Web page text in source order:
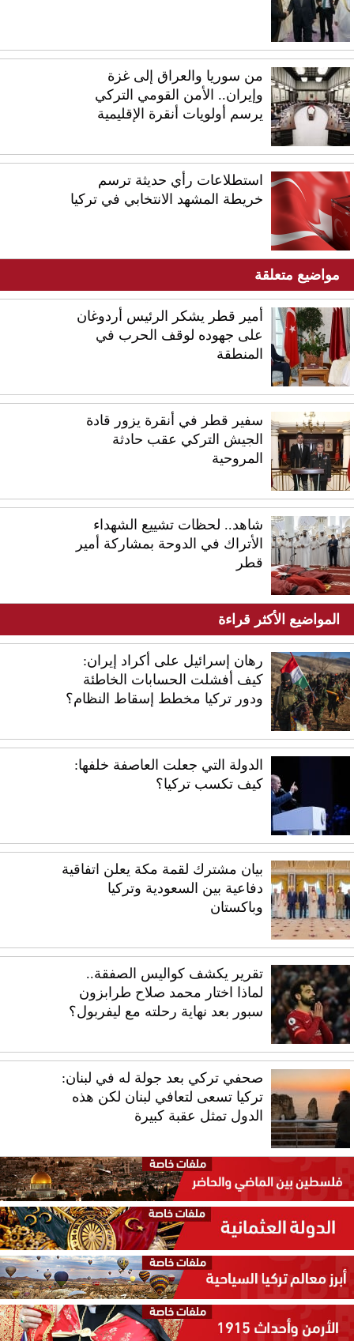
من سوريا والعراق إلى غزة
وإيران.. الأمن القومي التركي
يرسم أولويات أنقرة الإقليمية
استطلاعات رأي حديثة ترسم
خريطة المشهد الانتخابي في تركيا
مواضيع متعلقة
أمير قطر يشكر الرئيس أردوغان
على جهوده لوقف الحرب في
المنطقة
سفير قطر في أنقرة يزور قادة
الجيش التركي عقب حادثة
المروحية
شاهد.. لحظات تشييع الشهداء
الأتراك في الدوحة بمشاركة أمير
قطر
المواضيع الأكثر قراءة
رهان إسرائيل على أكراد إيران:
كيف أفشلت الحسابات الخاطئة
ودور تركيا مخطط إسقاط النظام؟
الدولة التي جعلت العاصفة خلفها:
كيف تكسب تركيا؟
بيان مشترك لقمة مكة يعلن اتفاقية
دفاعية بين السعودية وتركيا
وباكستان
تقرير يكشف كواليس الصفقة..
لماذا اختار محمد صلاح طرابزون
سبور بعد نهاية رحلته مع ليفربول؟
صحفي تركي بعد جولة له في لبنان:
تركيا تسعى لتعافي لبنان لكن هذه
الدول تمثل عقبة كبيرة